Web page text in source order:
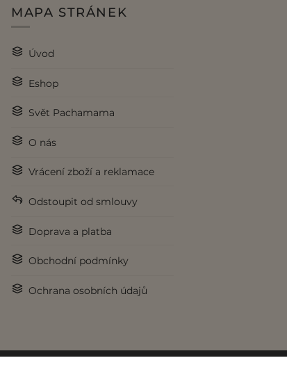
MAPA STRÁNEK
Úvod
Eshop
Svět Pachamama
O nás
Vrácení zboží a reklamace
Odstoupit od smlouvy
Doprava a platba
Obchodní podmínky
Ochrana osobních údajů